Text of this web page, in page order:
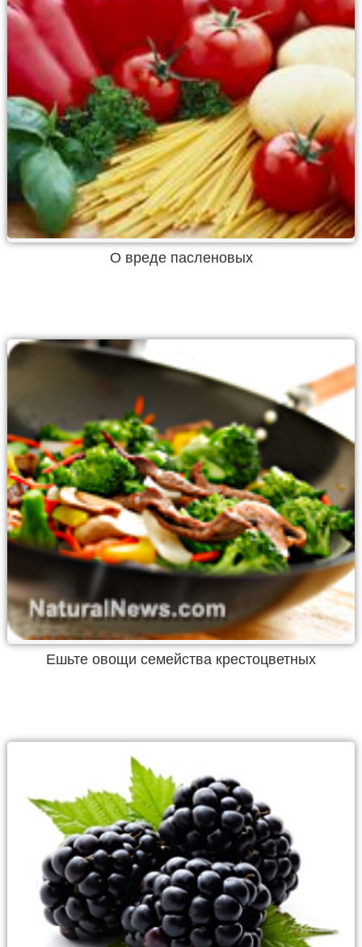
О вреде пасленовых
Ешьте овощи семейства крестоцветных